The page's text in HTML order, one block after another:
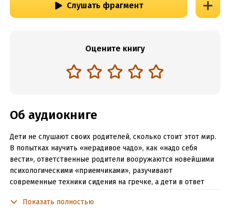
Слушать фрагмент
Оцените книгу
Об аудиокниге
Дети не слушают своих родителей, сколько стоит этот мир.
В попытках научить «нерадивое чадо», как «надо себя
вести», ответственные родители вооружаются новейшими
психологическими «приемчиками», разучивают
современные техники сидения на гречке, а дети в ответ
непослушными. Что же нам мешает в отношениях с
Показать полностью